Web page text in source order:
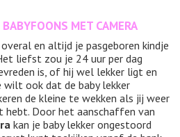
MET CAMERA
en altijd je pasgeboren kindje
liefst zou je 24 uur per dag
is, of hij wel lekker ligt en
ook dat de baby lekker
de kleine te wekken als jij weer
hebt. Door het aanschaffen van
kan je baby lekker ongestoord